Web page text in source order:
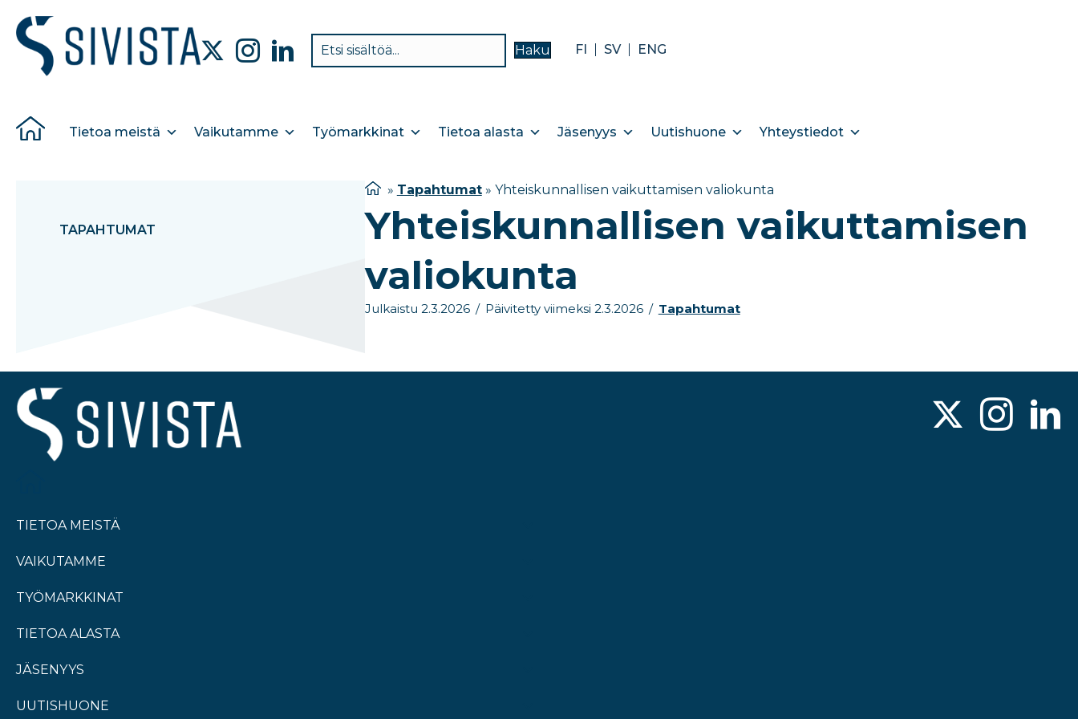
Haku FI SV ENG
Tietoa meistä Vaikutamme Työmarkkinat Tietoa alasta Jäsenyys Uutishuone Yhteystiedot
TAPAHTUMAT
» Tapahtumat» Yhteiskunnallisen vaikuttamisen valiokunta
Yhteiskunnallisen vaikuttamisen
valiokunta
Julkaistu 2.3.2026 / Päivitetty viimeksi 2.3.2026 / Tapahtumat
TIETOA MEISTÄ
VAIKUTAMME
TYÖMARKKINAT
TIETOA ALASTA
JÄSENYYS
UUTISHUONE